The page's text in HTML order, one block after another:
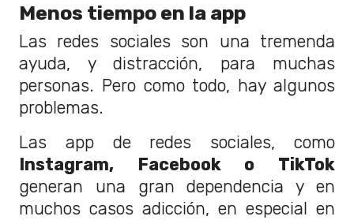
Menos tiempo en la app
Las redes sociales son una tremenda
ayuda, y distracción, para muchas
personas. Pero como todo, hay algunos
problemas.
Las app de redes sociales, como
Instagram, Facebook o TikTok
generan una gran dependencia y en
muchos casos adicción, en especial en